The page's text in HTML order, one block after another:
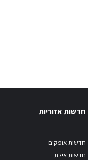
חדשות אזוריות
חדשות אופקים
חדשות אילת